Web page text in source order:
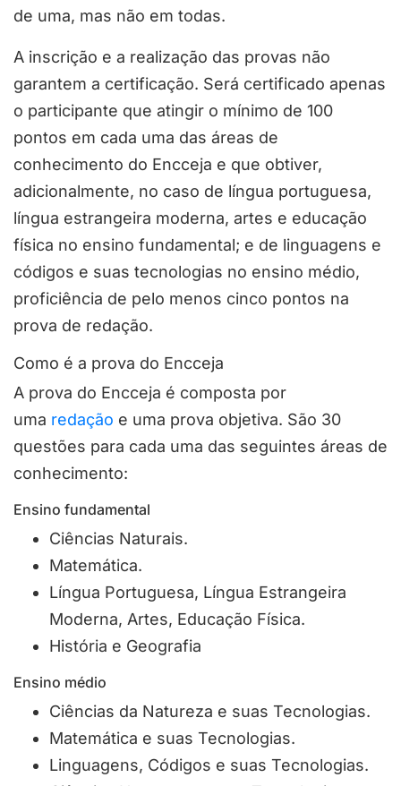
de uma, mas não em todas.
A inscrição e a realização das provas não
garantem a certificação. Será certificado apenas
o participante que atingir o mínimo de 100
pontos em cada uma das áreas de
conhecimento do Encceja e que obtiver,
adicionalmente, no caso de língua portuguesa,
língua estrangeira moderna, artes e educação
física no ensino fundamental; e de linguagens e
códigos e suas tecnologias no ensino médio,
proficiência de pelo menos cinco pontos na
prova de redação.
Como é a prova do Encceja
A prova do Encceja é composta por
uma redação e uma prova objetiva. São 30
questões para cada uma das seguintes áreas de
conhecimento:
Ensino fundamental
Ciências Naturais.
Matemática.
Língua Portuguesa, Língua Estrangeira
Moderna, Artes, Educação Física.
História e Geografia
Ensino médio
Ciências da Natureza e suas Tecnologias.
Matemática e suas Tecnologias.
Linguagens, Códigos e suas Tecnologias.